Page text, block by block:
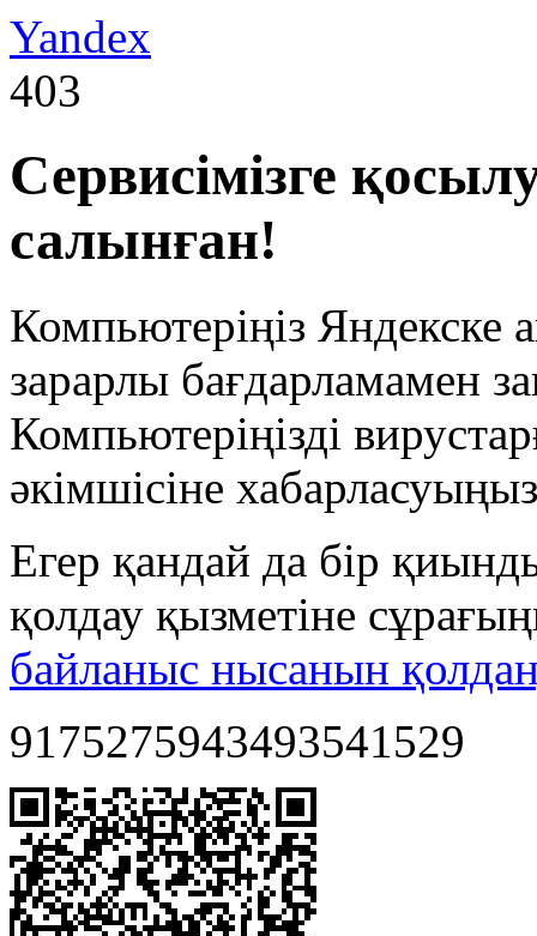
Yandex
403
Сервисімізге
салынған!
Компьютеріңіз Яндекске
зарарлы бағдарламамен
Компьютеріңізді
әкімшісіне
Егер қандай да бір
қолдау қызметіне
байланыс нысанын
9175275943493541529